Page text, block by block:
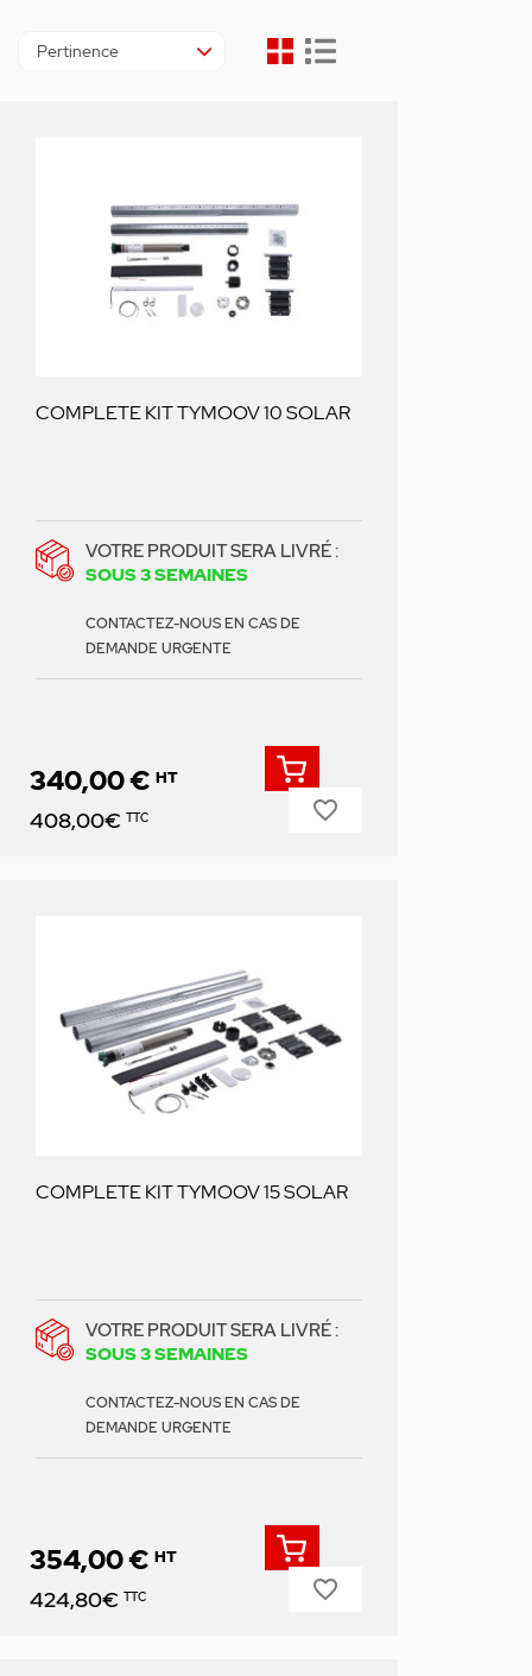
Pertinence
COMPLETE KIT TYMOOV 10 SOLAR
VOTRE PRODUIT SERA LIVRÉ :
SOUS 3 SEMAINES
CONTACTEZ-NOUS EN CAS DE
DEMANDE URGENTE
Prix
340,00 € HT
408,00€ TTC favorite_border
COMPLETE KIT TYMOOV 15 SOLAR
VOTRE PRODUIT SERA LIVRÉ :
SOUS 3 SEMAINES
CONTACTEZ-NOUS EN CAS DE
DEMANDE URGENTE
Prix
354,00 € HT
424,80€ TTC favorite_border